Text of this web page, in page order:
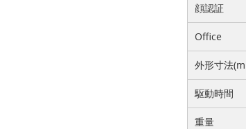
顔認証
Office
外形寸法
駆動時間
重量